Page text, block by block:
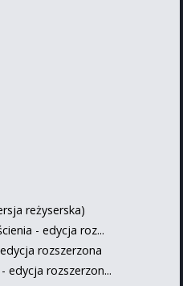
reżyserska)
- edycja roz...
rozszerzona
edycja rozszerzon...